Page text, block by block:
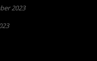
2023